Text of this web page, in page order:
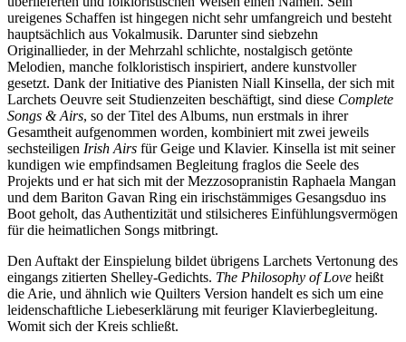
ureigenes Schaffen ist hingegen nicht sehr umfangreich und besteht
hauptsächlich aus Vokalmusik. Darunter sind siebzehn
Originallieder, in der Mehrzahl schlichte, nostalgisch getönte
Melodien, manche folkloristisch inspiriert, andere kunstvoller
gesetzt. Dank der Initiative des Pianisten Niall Kinsella, der sich mit
Larchets Oeuvre seit Studienzeiten beschäftigt, sind diese Complete
Songs & Airs, so der Titel des Albums, nun erstmals in ihrer
Gesamtheit aufgenommen worden, kombiniert mit zwei jeweils
sechsteiligen Irish Airs für Geige und Klavier. Kinsella ist mit seiner
kundigen wie empfindsamen Begleitung fraglos die Seele des
Projekts und er hat sich mit der Mezzosopranistin Raphaela Mangan
und dem Bariton Gavan Ring ein irischstämmiges Gesangsduo ins
Boot geholt, das Authentizität und stilsicheres Einfühlungsvermögen
für die heimatlichen Songs mitbringt.
Den Auftakt der Einspielung bildet übrigens Larchets Vertonung des
eingangs zitierten Shelley-Gedichts. The Philosophy of Love heißt
die Arie, und ähnlich wie Quilters Version handelt es sich um eine
leidenschaftliche Liebeserklärung mit feuriger Klavierbegleitung.
Womit sich der Kreis schließt.